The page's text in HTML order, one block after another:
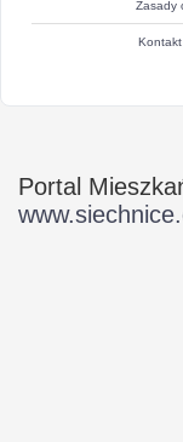
Zasady
Kontakt
Portal